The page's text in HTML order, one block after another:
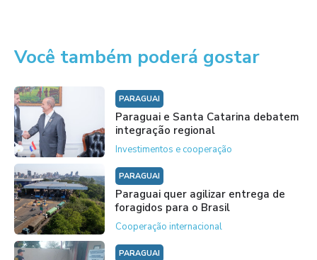
Você também poderá gostar
PARAGUAI
Paraguai e Santa Catarina debatem
integração regional
Investimentos e cooperação
PARAGUAI
Paraguai quer agilizar entrega de
foragidos para o Brasil
Cooperação internacional
PARAGUAI